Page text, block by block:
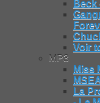
Beck
Voir
MP3
Miss
La